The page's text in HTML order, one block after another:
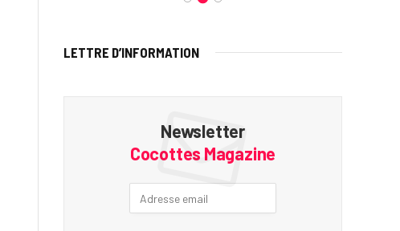
LETTRE D’INFORMATION
Newsletter
Cocottes Magazine